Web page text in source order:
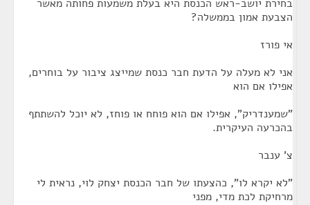
בחירת יושב-ראש הכנסת היא בעלת משמעות פחותה מאשר
הצבעת אמון בממשלה?
אי פורז
אני לא מעלה על הדעת חבר כנסת שמייצג ציבור על בוחרים,
אפילו אם הוא
"שמענדריק", אפילו אם הוא פוחח או פוחז, לא יוכל להשתתף
בהכרעה העיקרית.
צ' ענבר
"לא יקרא לו", כהצעתו של חבר הכנסת יצחק לוי, נראית לי
מרחיקת לכת מדי, מפני